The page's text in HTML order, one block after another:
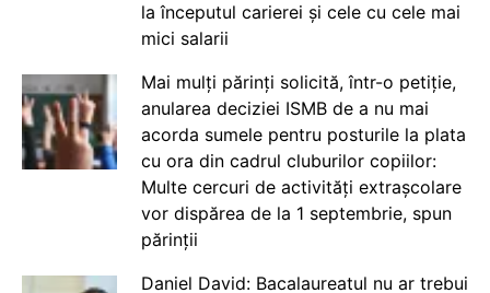
la începutul carierei și cele cu cele mai
mici salarii
Mai mulți părinți solicită, într-o petiție,
anularea deciziei ISMB de a nu mai
acorda sumele pentru posturile la plata
cu ora din cadrul cluburilor copiilor:
Multe cercuri de activități extrașcolare
vor dispărea de la 1 septembrie, spun
părinții
Daniel David: Bacalaureatul nu ar trebui